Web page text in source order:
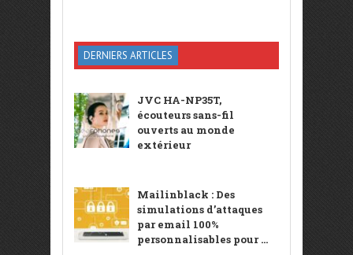
DERNIERS ARTICLES
JVC HA-NP35T,
écouteurs sans-fil
ouverts au monde
extérieur
Mailinblack : Des
simulations d’attaques
par email 100%
personnalisables pour ...